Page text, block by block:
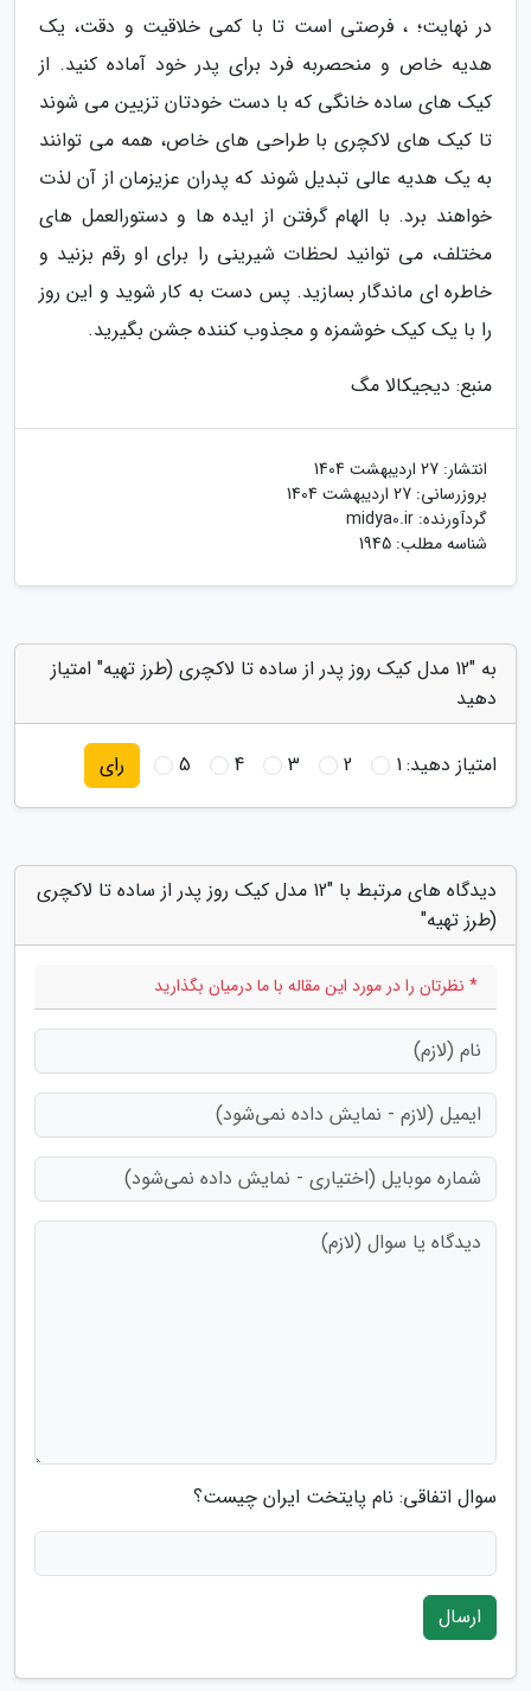
در نهایت؛ ، فرصتی است تا با کمی خلاقیت و دقت، یک
هدیه خاص و منحصربه فرد برای پدر خود آماده کنید. از
کیک های ساده خانگی که با دست خودتان تزیین می شوند
تا کیک های لاکچری با طراحی های خاص، همه می توانند
به یک هدیه عالی تبدیل شوند که پدران عزیزمان از آن لذت
خواهند برد. با الهام گرفتن از ایده ها و دستورالعمل های
مختلف، می توانید لحظات شیرینی را برای او رقم بزنید و
خاطره ای ماندگار بسازید. پس دست به کار شوید و این روز
را با یک کیک خوشمزه و مجذوب کننده جشن بگیرید.
منبع: دیجیکالا مگ
انتشار: 27 اردیبهشت 1404
بروزرسانی: 27 اردیبهشت 1404
گردآورنده: midya0.ir
شناسه مطلب: 1945
به "12 مدل کیک روز پدر از ساده تا لاکچری (طرز تهیه" امتیاز
دهید
امتیاز دهید:1
2
3
4
5 رای
دیدگاه های مرتبط با "12 مدل کیک روز پدر از ساده تا لاکچری
(طرز تهیه"
* نظرتان را در مورد این مقاله با ما درمیان بگذارید
سوال اتفاقی: نام پایتخت ایران چیست؟
ارسال